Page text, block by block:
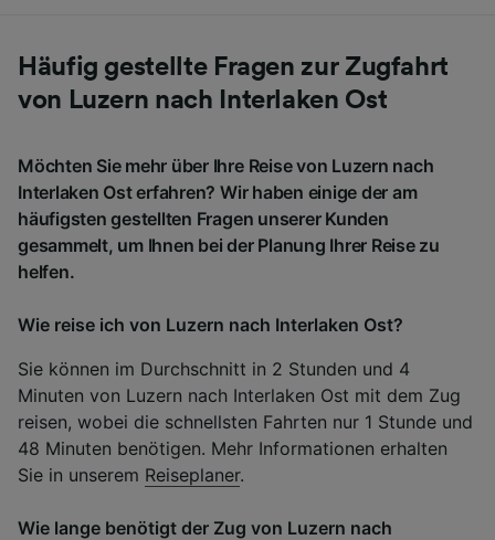
Häufig gestellte Fragen zur Zugfahrt
von Luzern nach Interlaken Ost
Möchten Sie mehr über Ihre Reise von Luzern nach
Interlaken Ost erfahren? Wir haben einige der am
häufigsten gestellten Fragen unserer Kunden
gesammelt, um Ihnen bei der Planung Ihrer Reise zu
helfen.
Wie reise ich von Luzern nach Interlaken Ost?
Sie können im Durchschnitt in 2 Stunden und 4
Minuten von Luzern nach Interlaken Ost mit dem Zug
reisen, wobei die schnellsten Fahrten nur 1 Stunde und
48 Minuten benötigen. Mehr Informationen erhalten
Sie in unserem Reiseplaner.
Wie lange benötigt der Zug von Luzern nach